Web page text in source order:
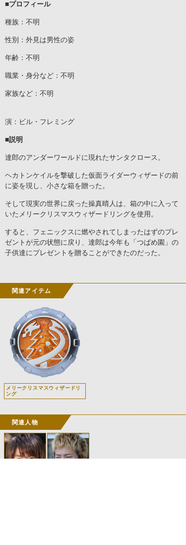
■プロフィール
種族：不明
性別：外見は男性の姿
年齢：不明
職業・身分など：不明
家族など：不明
演：ビル・フレミング
■説明
達郎のアンダーワールドに現れたサンタクロース。
ヘカトンケイルを撃破した仮面ライダーウィザードの前
に姿を現し、小さな箱を贈った。
そして現実の世界に戻った操真晴人は、箱の中に入って
いたメリークリスマスウィザードリングを使用。
すると、フェニックスに燃やされてしまったはずのプレ
ゼントが元の状態に戻り、達郎は今年も「つばめ園」の
子供達にプレゼントを贈ることができたのだった。
関連アイテム
メリークリスマスウィザードリ
ング
関連人物